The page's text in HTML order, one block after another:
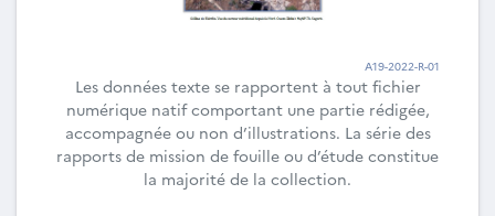
A19-2022-R-01
Les données texte se rapportent à tout fichier
numérique natif comportant une partie rédigée,
accompagnée ou non d’illustrations. La série des
rapports de mission de fouille ou d’étude constitue
la majorité de la collection.